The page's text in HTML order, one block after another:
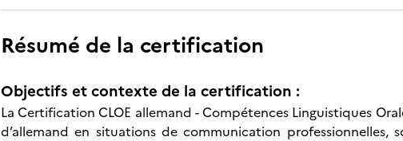
Résumé de la certification
Objectifs et contexte de la certification :
La Certification CLOE allemand - Compétences Linguistiques
d’allemand en situations de communication professionnelles,